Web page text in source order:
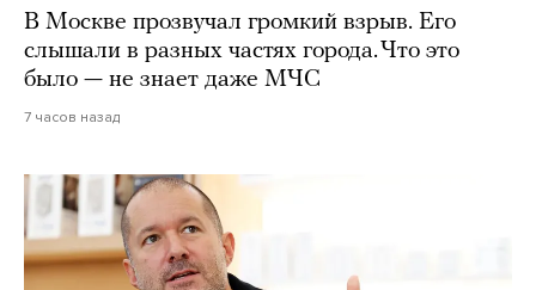
В Москве прозвучал громкий взрыв. Его
слышали в разных частях города. Что это
было — не знает даже МЧС
7 часов назад